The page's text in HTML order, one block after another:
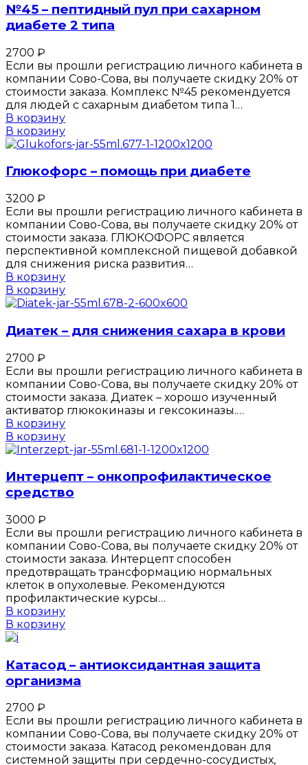
№45 – пептидный пул при сахарном
диабете 2 типа
2700 ₽
Если вы прошли регистрацию личного кабинета в
компании Сово-Сова, вы получаете скидку 20% от
стоимости заказа. Комплекс №45 рекомендуется
для людей с сахарным диабетом типа 1…
В корзину
В корзину
Глюкофорс – помощь при диабете
3200 ₽
Если вы прошли регистрацию личного кабинета в
компании Сово-Сова, вы получаете скидку 20% от
стоимости заказа. ГЛЮКОФОРС является
перспективной комплексной пищевой добавкой
для снижения риска развития…
В корзину
В корзину
Диатек – для снижения сахара в крови
2700 ₽
Если вы прошли регистрацию личного кабинета в
компании Сово-Сова, вы получаете скидку 20% от
стоимости заказа. Диатек – хорошо изученный
активатор глюкокиназы и гексокиназы.…
В корзину
В корзину
Интерцепт – онкопрофилактическое
средство
3000 ₽
Если вы прошли регистрацию личного кабинета в
компании Сово-Сова, вы получаете скидку 20% от
стоимости заказа. Интерцепт способен
предотвращать трансформацию нормальных
клеток в опухолевые. Рекомендуются
профилактические курсы…
В корзину
В корзину
Катасод – антиоксидантная защита
организма
2700 ₽
Если вы прошли регистрацию личного кабинета в
компании Сово-Сова, вы получаете скидку 20% от
стоимости заказа. Катасод рекомендован для
системной защиты при сердечно-сосудистых,